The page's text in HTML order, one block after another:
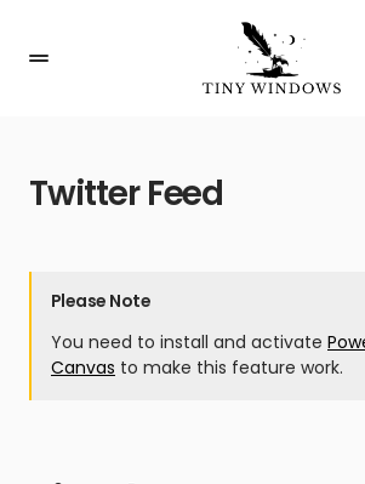
Twitter Feed
Please Note
You need to install and activate
Canvas to make this feature work.